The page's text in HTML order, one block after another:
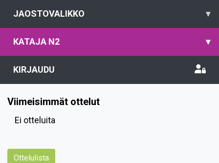
JAOSTOVALIKKO ▾
KATAJA N2 ▾
KIRJAUDU
Viimeisimmät ottelut
Ei otteluita
Ottelulista